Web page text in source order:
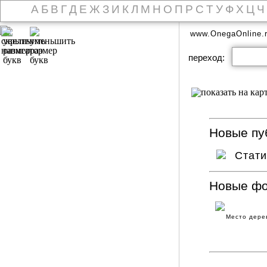
А Б В Г Д Е Ж З И К Л М Н О П Р С Т У Ф Х Ц Ч
переход:
Новые
Новые
Место